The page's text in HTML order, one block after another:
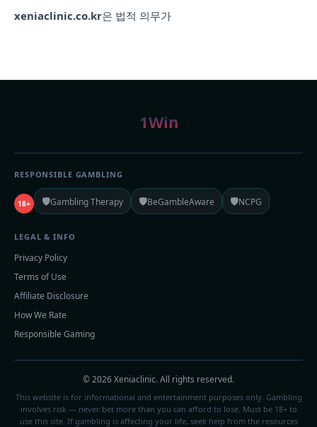
xeniaclinic.co.kr은 법적 의무가
1Win
RESPONSIBLE GAMBLING
18+ 🛡️Gambling Therapy 🛡️BeGambleAware 🛡️NCPG
LEGAL & INFO
Privacy Policy
Terms of Use
Affiliate Disclosure
How We Rate
Responsible Gaming
© 2026 Xeniaclinic. All rights reserved.
This website is for informational and entertainment purposes only. Gambling
involves risk — never bet more than you can afford to lose. Must be 18+ to
use this site. If gambling is affecting your life, seek help from the resources